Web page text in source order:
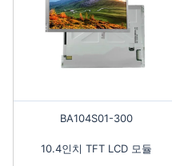
BA104S01-300
10.4인치 TFT LCD 모듈